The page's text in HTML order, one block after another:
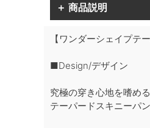
＋ 商品説明
【ワンダーシェイプテ
■Design/デザイン
究極の穿き心地を嗜める
テーパードスキニーパン